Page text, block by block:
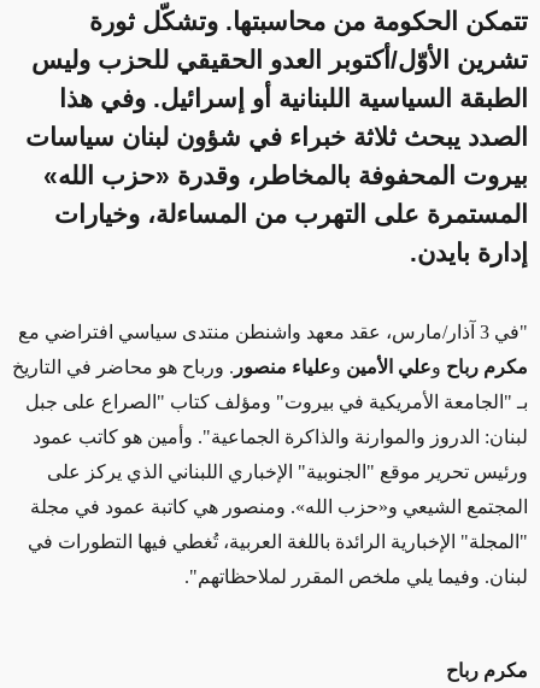
تتمكن الحكومة من محاسبتها. وتشكّل ثورة
تشرين الأوّل/أكتوبر العدو الحقيقي للحزب وليس
الطبقة السياسية اللبنانية أو إسرائيل. وفي هذا
الصدد يبحث ثلاثة خبراء في شؤون لبنان سياسات
بيروت المحفوفة بالمخاطر، وقدرة «حزب الله»
المستمرة على التهرب من المساءلة، وخيارات
إدارة بايدن.
"في 3 آذار/مارس، عقد معهد واشنطن منتدى سياسي افتراضي مع
مكرم رباح وعلي الأمين وعلياء منصور . ورباح هو محاضر في التاريخ
بـ "الجامعة الأمريكية في بيروت" ومؤلف كتاب "الصراع على جبل
لبنان: الدروز والموارنة والذاكرة الجماعية". وأمين هو كاتب عمود
ورئيس تحرير موقع "الجنوبية" الإخباري اللبناني الذي يركز على
المجتمع الشيعي و«حزب الله». ومنصور هي كاتبة عمود في مجلة
"المجلة" الإخبارية الرائدة باللغة العربية، تُغطي فيها التطورات في
لبنان. وفيما يلي ملخص المقرر لملاحظاتهم".
مكرم رباح